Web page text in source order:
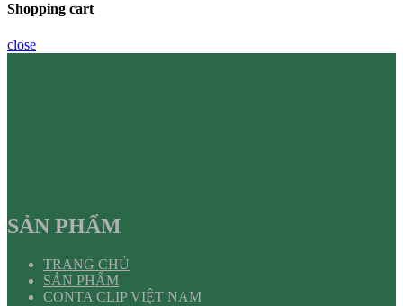
Shopping cart
close
SẢN PHẨM
TRANG CHỦ
SẢN PHẨM
CONTA CLIP VIỆT NAM